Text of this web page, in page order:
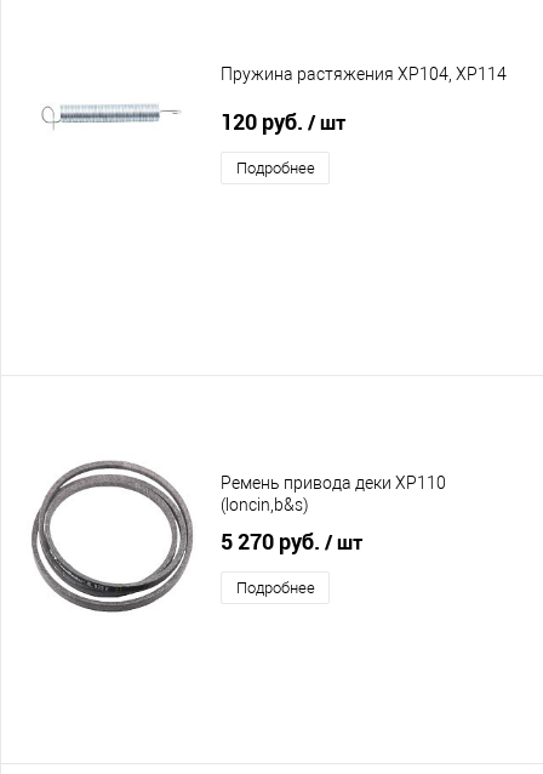
Пружина растяжения XP104, XP114
120 руб. / шт
Подробнее
Ремень привода деки XP110
(loncin,b&s)
5 270 руб. / шт
Подробнее